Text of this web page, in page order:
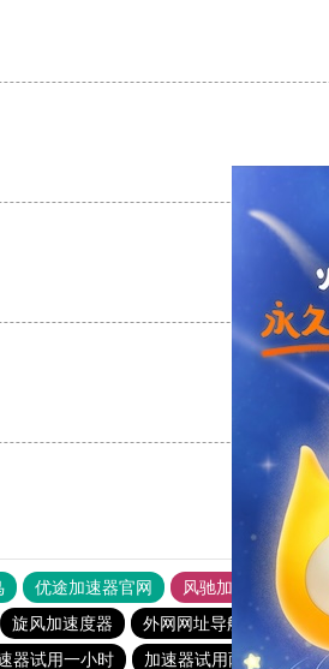
优途加速器官网 风驰加速器
旋
旋风加速度器 外网网址导航 软件中
器试用一小时 加速器试用两小时